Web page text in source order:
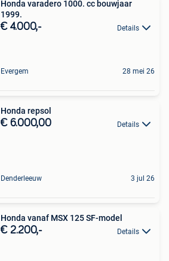
Honda varadero 1000. cc bouwjaar
1999.
€ 4.000,- Details
Evergem 28 mei 26
Honda repsol
€ 6.000,00 Details
Denderleeuw 3 jul 26
Honda vanaf MSX 125 SF-model
€ 2.200,- Details